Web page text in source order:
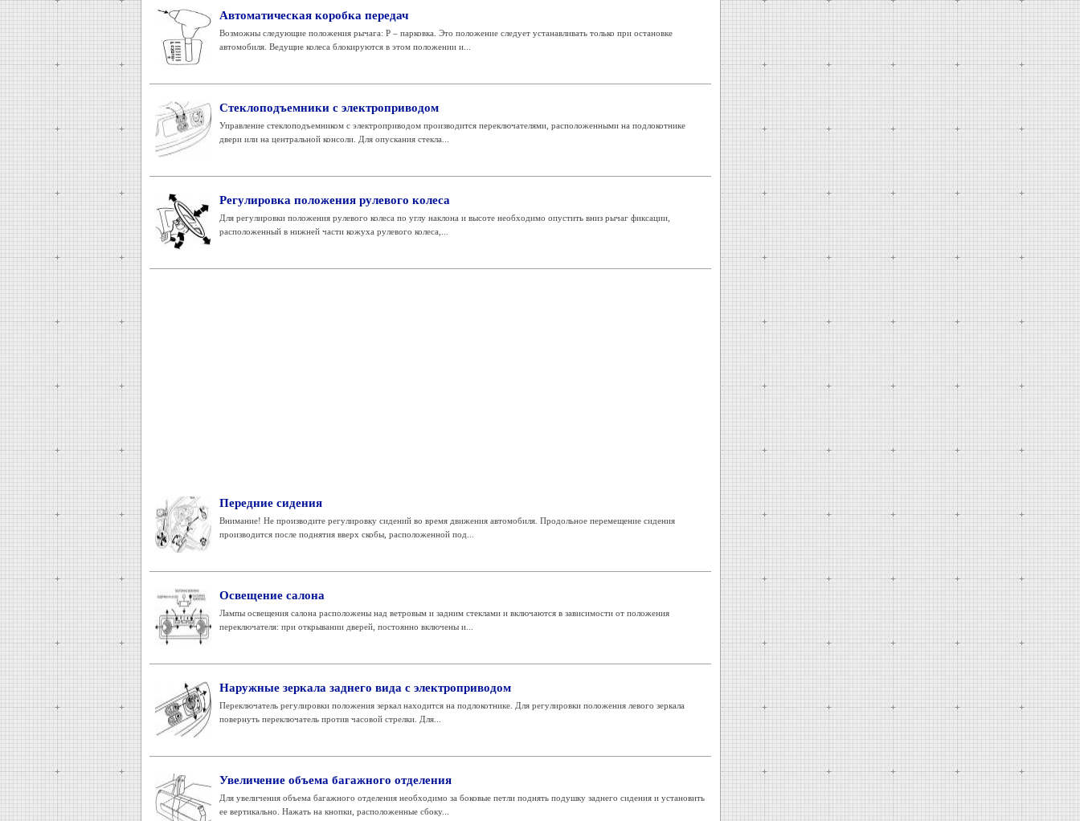
Автоматическая коробка передач
Возможны следующие положения рычага: P – парковка. Это положение следует устанавливать только при остановке
автомобиля. Ведущие колеса блокируются в этом положении и...
Стеклоподъемники с электроприводом
Управление стеклоподъемником с электроприводом производится переключателями, расположенными на подлокотнике
двери или на центральной консоли. Для опускания стекла...
Регулировка положения рулевого колеса
Для регулировки положения рулевого колеса по углу наклона и высоте необходимо опустить вниз рычаг фиксации,
расположенный в нижней части кожуха рулевого колеса,...
Передние сидения
Внимание! Не производите регулировку сидений во время движения автомобиля. Продольное перемещение сидения
производится после поднятия вверх скобы, расположенной под...
Освещение салона
Лампы освещения салона расположены над ветровым и задним стеклами и включаются в зависимости от положения
переключателя: при открывании дверей, постоянно включены и...
Наружные зеркала заднего вида с электроприводом
Переключатель регулировки положения зеркал находится на подлокотнике. Для регулировки положения левого зеркала
повернуть переключатель против часовой стрелки. Для...
Увеличение объема багажного отделения
Для увеличения объема багажного отделения необходимо за боковые петли поднять подушку заднего сидения и установить
ее вертикально. Нажать на кнопки, расположенные сбоку...